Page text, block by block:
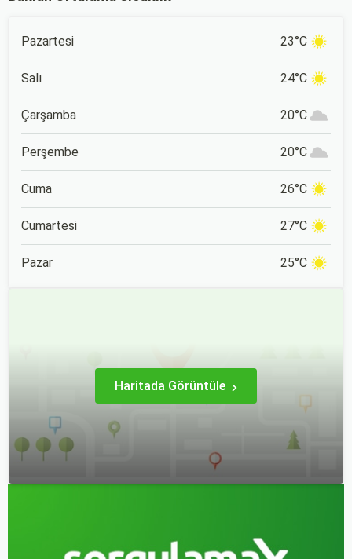
güzellikleri içerisinde
konumlanan Kartalkaya,
İstanbul ve Ankara gibi
büyük şehirlere yakın
konumu nedeniyle de
popüler bir tatil rotası.
Pazartesi 23°C
Salı 24°C
Çarşamba 20°C
Perşembe 20°C
Cuma 26°C
Cumartesi 27°C
Pazar 25°C
Haritada Görüntüle